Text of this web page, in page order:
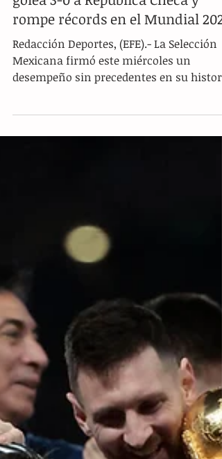
¡Paso perfecto e histórico! México
rompe récords en el Mundial 2026
mítica cancha del Estadio Azteca. Con
resultado, el combinado nacional no solo
cerró con broche de oro la fase de grupos,
de eliminación directa con una racha
perfecta de triunfos y manteniendo su
portería completamente imbatida, una
hazañ